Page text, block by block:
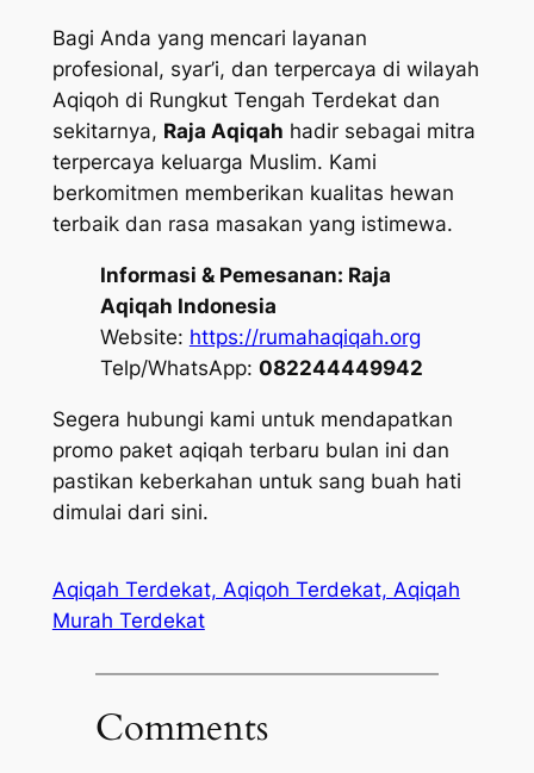
Bagi Anda yang mencari layanan
profesional, syar’i, dan terpercaya di wilayah
Aqiqoh di Rungkut Tengah Terdekat dan
sekitarnya, Raja Aqiqah hadir sebagai mitra
terpercaya keluarga Muslim. Kami
berkomitmen memberikan kualitas hewan
terbaik dan rasa masakan yang istimewa.
Informasi & Pemesanan: Raja
Aqiqah Indonesia
Website: https://rumahaqiqah.org
Telp/WhatsApp: 082244449942
Segera hubungi kami untuk mendapatkan
promo paket aqiqah terbaru bulan ini dan
pastikan keberkahan untuk sang buah hati
dimulai dari sini.
Aqiqah Terdekat, Aqiqoh Terdekat, Aqiqah
Murah Terdekat
Comments